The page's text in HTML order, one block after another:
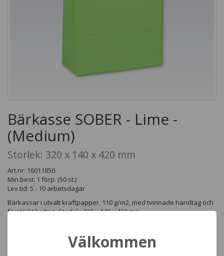
Bärkasse SOBER - Lime -
(Medium)
Storlek: 320 x 140 x 420 mm
Art.nr: 16011850
Min.best: 1 förp. (50 st.)
Lev.tid: 5 - 10 arbetsdagar
Bärkassar i utvalt kraftpapper, 110 g/m2, med tvinnade handtag och
förstärkt botten. Storlek: 320 x 140 x 420 mm
mm, Medium 320 x 140 x 420 mm, Large 400 x 160 x 450 mm
Välkommen